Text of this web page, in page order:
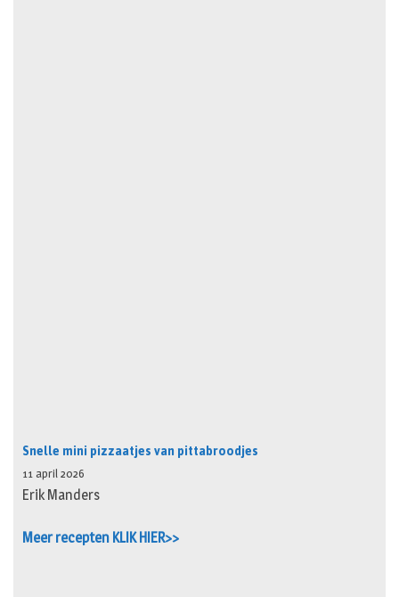
Snelle mini pizzaatjes van pittabroodjes
11 april 2026
Erik Manders
Meer recepten KLIK HIER>>